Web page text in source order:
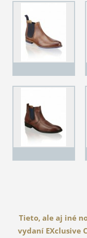
Tieto, ale aj iné
vydaní EXclusive